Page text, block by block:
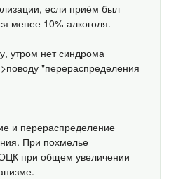
если приём был
менее 10% алкоголя.
утром нет синдрома
"перераспределения
и перераспределение
При похмелье
при общем увеличении